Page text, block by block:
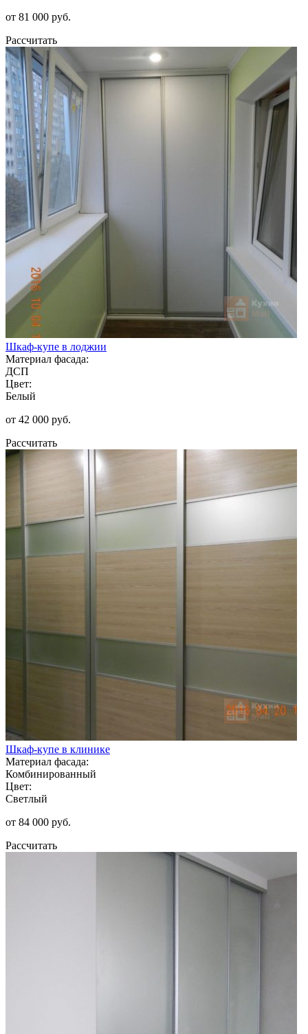
от 81 000 руб.
Рассчитать
Шкаф-купе в лоджии
Материал фасада:
ДСП
Цвет:
Белый
от 42 000 руб.
Рассчитать
Шкаф-купе в клинике
Материал фасада:
Комбинированный
Цвет:
Светлый
от 84 000 руб.
Рассчитать